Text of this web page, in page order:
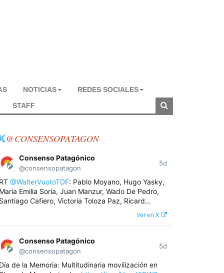
NOTICIAS
REDES SOCIALES
STAFF
@CONSENSOPATAGON
Consenso Patagónico
@consensopatagon
5d
RT @WalterVuotoTDF: Pablo Moyano, Hugo Yasky,
Maria Emilia Soria, Juan Manzur, Wado De Pedro,
Santiago Cafiero, Victoria Toloza Paz, Ricard…
Ver en X
Consenso Patagónico
@consensopatagon
5d
Día de la Memoria: Multitudinaria movilización en